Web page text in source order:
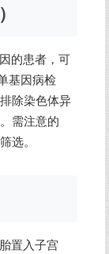
的患者，可
基因病检
除染色体异
需注意的
选。
置入子宫